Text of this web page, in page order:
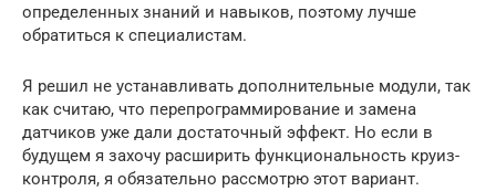
определенных знаний и навыков, поэтому лучше
обратиться к специалистам.
Я решил не устанавливать дополнительные модули, так
как считаю, что перепрограммирование и замена
датчиков уже дали достаточный эффект. Но если в
будущем я захочу расширить функциональность круиз-
контроля, я обязательно рассмотрю этот вариант.